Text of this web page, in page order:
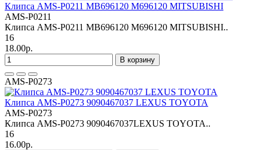
Клипса AMS-P0211 MB696120 M696120 MITSUBISHI
AMS-P0211
Клипса AMS-P0211 MB696120 M696120 MITSUBISHI..
16
18.00р.
В корзину
AMS-P0273
Клипса AMS-P0273 9090467037 LEXUS TOYOTA
AMS-P0273
Клипса AMS-P0273 9090467037LEXUS TOYOTA..
16
16.00р.